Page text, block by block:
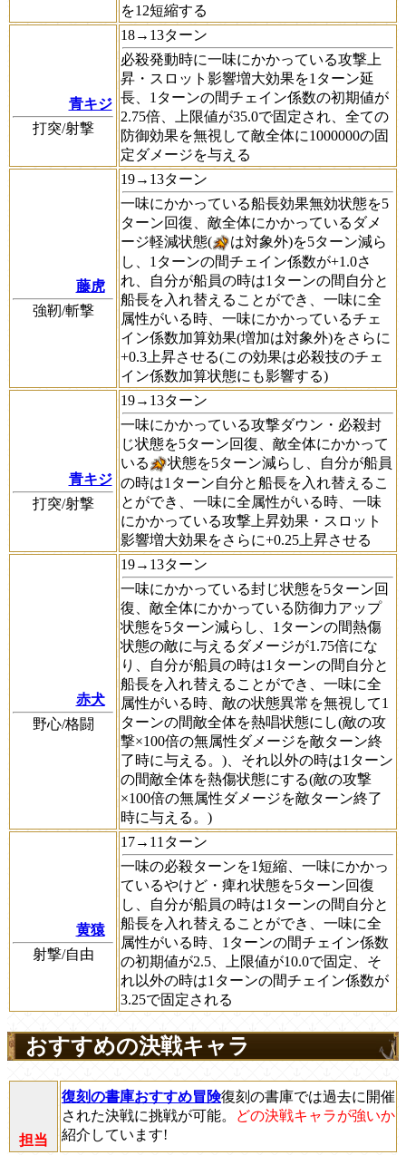
を12短縮する
青キジ
打突/射撃
18→13ターン
必殺発動時に一味にかかっている攻撃上
昇・スロット影響増大効果を1ターン延
長、1ターンの間チェイン係数の初期値が
2.75倍、上限値が35.0で固定され、全ての
防御効果を無視して敵全体に1000000の固
定ダメージを与える
藤虎
強靭/斬撃
19→13ターン
一味にかかっている船長効果無効状態を5
ターン回復、敵全体にかかっているダメ
ージ軽減状態(
は対象外)を5ターン減ら
し、1ターンの間チェイン係数が+1.0さ
れ、自分が船員の時は1ターンの間自分と
船長を入れ替えることができ、一味に全
属性がいる時、一味にかかっているチェ
イン係数加算効果(増加は対象外)をさらに
+0.3上昇させる(この効果は必殺技のチェ
イン係数加算状態にも影響する)
青キジ
打突/射撃
19→13ターン
一味にかかっている攻撃ダウン・必殺封
じ状態を5ターン回復、敵全体にかかって
いる
状態を5ターン減らし、自分が船員
の時は1ターン自分と船長を入れ替えるこ
とができ、一味に全属性がいる時、一味
にかかっている攻撃上昇効果・スロット
影響増大効果をさらに+0.25上昇させる
赤犬
野心/格闘
19→13ターン
一味にかかっている封じ状態を5ターン回
復、敵全体にかかっている防御力アップ
状態を5ターン減らし、1ターンの間熱傷
状態の敵に与えるダメージが1.75倍にな
り、自分が船員の時は1ターンの間自分と
船長を入れ替えることができ、一味に全
属性がいる時、敵の状態異常を無視して1
ターンの間敵全体を熱唱状態にし(敵の攻
撃×100倍の無属性ダメージを敵ターン終
了時に与える。)、それ以外の時は1ターン
の間敵全体を熱傷状態にする(敵の攻撃
×100倍の無属性ダメージを敵ターン終了
時に与える。)
黄猿
射撃/自由
17→11ターン
一味の必殺ターンを1短縮、一味にかかっ
ているやけど・痺れ状態を5ターン回復
し、自分が船員の時は1ターンの間自分と
船長を入れ替えることができ、一味に全
属性がいる時、1ターンの間チェイン係数
の初期値が2.5、上限値が10.0で固定、そ
れ以外の時は1ターンの間チェイン係数が
3.25で固定される
おすすめの決戦キャラ
担当
復刻の書庫おすすめ冒険復刻の書庫では過去に開催
された決戦に挑戦が可能。
どの決戦キャラが強いか
紹介しています!